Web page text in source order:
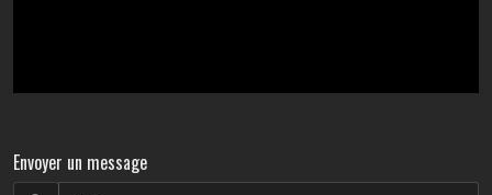
Envoyer un message